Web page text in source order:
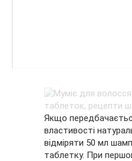
Якщо
властивості
відміряти 50 мл
таблетку. При